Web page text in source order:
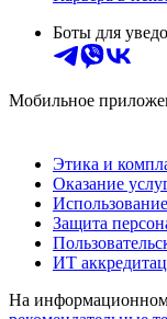
Боты для
Мобильное
Этика и
Оказание
Защита
ИТ
На информационном